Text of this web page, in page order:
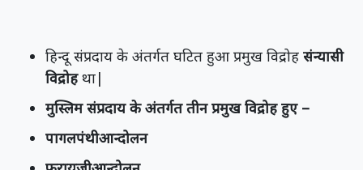
हिन्दू संप्रदाय के अंतर्गत घटित हुआ प्रमुख विद्रोह संन्यासी
विद्रोहथा|
मुस्लिम संप्रदाय के अंतर्गत तीन प्रमुख विद्रोह हुए –
पागलपंथीआन्दोलन